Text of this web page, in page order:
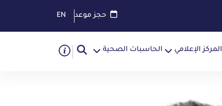
حجز موعد EN
المركز الإعلامي الحاسبات الصحية